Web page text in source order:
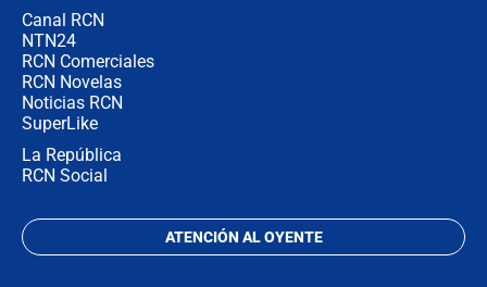
Canal RCN
NTN24
RCN Comerciales
RCN Novelas
Noticias RCN
SuperLike
La República
RCN Social
ATENCIÓN AL OYENTE